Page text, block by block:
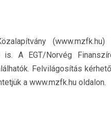
is. A EGT/Norvég
Felvilágosítás
a www.mzfk.hu oldalon.